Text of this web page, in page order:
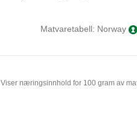
Matvaretabell: Norway
Viser næringsinnhold for 100 gram av